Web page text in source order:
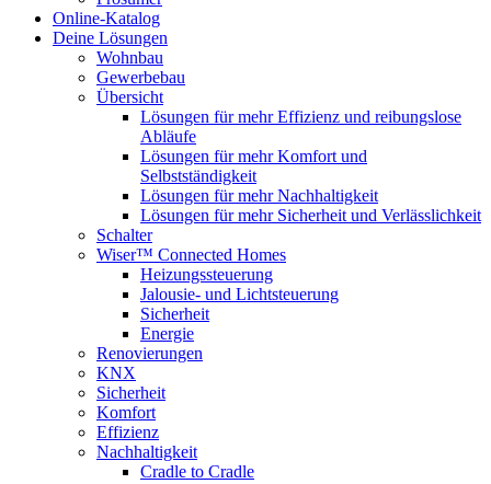
Online-Katalog
Deine Lösungen
Wohnbau
Gewerbebau
Übersicht
Lösungen für mehr Effizienz und reibungslose
Abläufe
Lösungen für mehr Komfort und
Selbstständigkeit
Lösungen für mehr Nachhaltigkeit
Lösungen für mehr Sicherheit und Verlässlichkeit
Schalter
Wiser™ Connected Homes
Heizungssteuerung
Jalousie- und Lichtsteuerung
Sicherheit
Energie
Renovierungen
KNX
Sicherheit
Komfort
Effizienz
Nachhaltigkeit
Cradle to Cradle